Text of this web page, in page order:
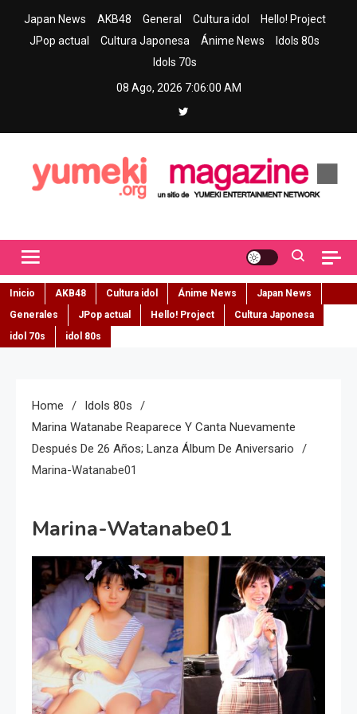
Japan News AKB48 General Cultura idol
Hello! Project
JPop actual
Cultura Japonesa Ánime News
Idols 80s
Idols 70s
08 Ago, 2026 7:06:01 AM
Inicio AKB48 Cultura idol Ánime News
Japan News
Generales
JPop actual Hello! Project
Cultura Japonesa
idol 70s
idol 80s
Home
Idols 80s
Marina Watanabe Reaparece Y Canta Nuevamente
Después De 26 Años; Lanza Álbum De Aniversario
Marina-Watanabe01
Marina-Watanabe01